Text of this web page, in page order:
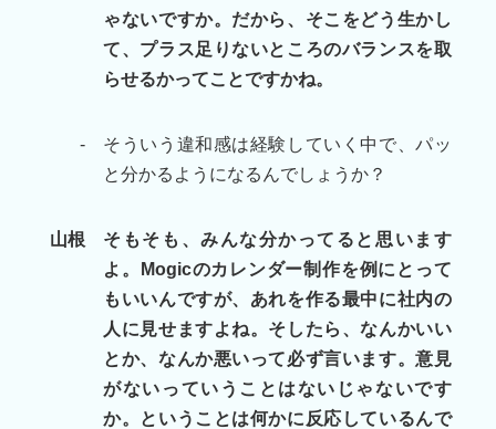
ゃないですか。だから、そこをどう生かし
て、プラス足りないところのバランスを取
らせるかってことですかね。
-
そういう違和感は経験していく中で、パッ
と分かるようになるんでしょうか？
山根
そもそも、みんな分かってると思います
よ。Mogicのカレンダー制作を例にとって
もいいんですが、あれを作る最中に社内の
人に見せますよね。そしたら、なんかいい
とか、なんか悪いって必ず言います。意見
がないっていうことはないじゃないです
か。ということは何かに反応しているんで